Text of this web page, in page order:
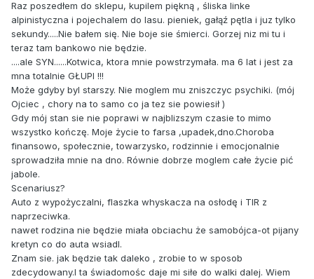
Raz poszedłem do sklepu, kupilem piękną , śliska linke
alpinistyczna i pojechalem do lasu. pieniek, gałąź pętla i juz tylko
sekundy.....Nie bałem się. Nie boje sie śmierci. Gorzej niz mi tu i
teraz tam bankowo nie będzie.
....ale SYN......Kotwica, ktora mnie powstrzymała. ma 6 lat i jest za
mna totalnie GŁUPI !!!
Może gdyby byl starszy. Nie moglem mu zniszczyc psychiki. (mój
Ojciec , chory na to samo co ja tez sie powiesił )
Gdy mój stan sie nie poprawi w najblizszym czasie to mimo
wszystko kończę. Moje życie to farsa ,upadek,dno.Choroba
finansowo, społecznie, towarzysko, rodzinnie i emocjonalnie
sprowadziła mnie na dno. Równie dobrze moglem całe życie pić
jabole.
Scenariusz?
Auto z wypożyczalni, flaszka whyskacza na osłodę i TIR z
naprzeciwka.
nawet rodzina nie będzie miała obciachu że samobójca-ot pijany
kretyn co do auta wsiadl.
Znam sie. jak będzie tak daleko , zrobie to w sposob
zdecydowany.I ta świadomośc daje mi siłe do walki dalej. Wiem